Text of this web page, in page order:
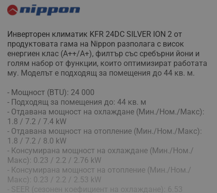
Инверторен климатик KFR 24DC SILVER ION 2 от
продуктовата гама на Nippon разполага с висок
енергиен клас (A++/A+), филтър със сребърни йони и
голям набор от функции, които оптимизират работата
му. Моделът е подходящ за помещения до 44 кв. м.
- Мощност (BTU): 24 000
- Подходящ за помещения до: 44 кв. м
- Отдавана мощност на охлаждане (Мин./Ном./Макс):
1.8 / 7.2 / 7.4 kW
- Отдавана мощност на отопление (Мин./Ном./Макс):
1.8 / 7.2 / 8.0 kW
- Консумирана мощност на охлаждане (Мин./Ном./
Макс): 0.23 / 2.2 / 2.76 kW
- Консумирана мощност на отопление (Мин./Ном./
Макс): 0.23 / 2.2 / 2.53 kW
- SEER (сезонен коефициент на охлаждане): 6.53